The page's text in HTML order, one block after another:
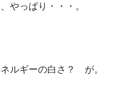
やっぱり・・・。
ルギーの白さ？ が。